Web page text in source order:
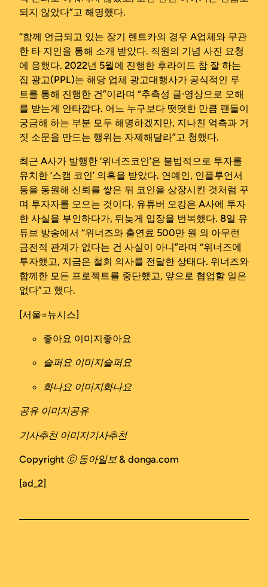
되지 않았다”고 해명했다.
“함께 언급되고 있는 장기 렌트카의 경우 A업체와 무관
한 타 지인을 통해 소개 받았다. 직원의 기념 사진 요청
에 응했다. 2022년 5월에 진행한 후라이드 참 잘 하는
집 광고(PPL)는 해당 업체 광고대행사가 공식적인 루
트를 통해 진행한 건”이라며 “추측성 글·영상으로 오해
를 받는게 안타깝다. 어느 누구보다 떳떳한 만큼 팬들이
궁금해 하는 부분 모두 해명하겠지만, 지나친 억측과 거
짓 소문을 만드는 행위는 자제해달라”고 청했다.
최근 A사가 발행한 ‘위너즈코인’은 불법적으로 투자를
유치한 ‘스캠 코인’ 의혹을 받았다. 연예인, 인플루언서
등을 동원해 신뢰를 쌓은 뒤 코인을 상장시킨 것처럼 꾸
며 투자자를 모으는 것이다. 유튜버 오킹은 A사에 투자
한 사실을 부인하다가, 뒤늦게 입장을 번복했다. 8일 유
튜브 방송에서 “위너즈와 출연료 500만 원 외 아무런
금전적 관계가 없다는 건 사실이 아니”라며 “위너즈에
투자했고, 지금은 철회 의사를 전달한 상태다. 위너즈와
함께한 모든 프로젝트를 중단했고, 앞으로 협업할 일은
없다”고 했다.
[서울=뉴시스]
좋아요 이미지좋아요
슬퍼요 이미지슬퍼요
화나요 이미지화나요
공유 이미지공유
기사추천 이미지기사추천
Copyright ⓒ 동아일보 & donga.com
[ad_2]